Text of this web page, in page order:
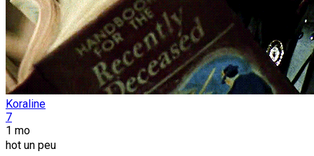
Koraline
7
1 mo
hot un peu